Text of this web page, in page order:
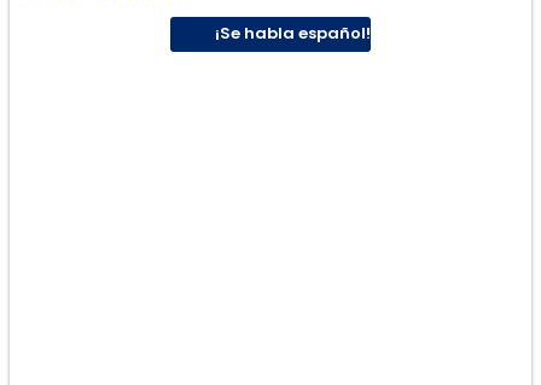
¡Se habla español!